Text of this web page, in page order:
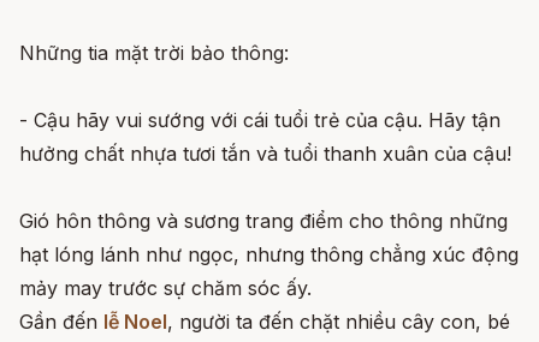
Những tia mặt trời bảo thông:
- Cậu hãy vui sướng với cái tuổi trẻ của cậu. Hãy tận
hưởng chất nhựa tươi tắn và tuổi thanh xuân của cậu!
Gió hôn thông và sương trang điểm cho thông những
hạt lóng lánh như ngọc, nhưng thông chẳng xúc động
mảy may trước sự chăm sóc ấy.
Gần đến lễ Noel, người ta đến chặt nhiều cây con, bé